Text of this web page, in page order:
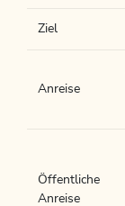
Ziel
Anreise
Öffentliche
Anreise